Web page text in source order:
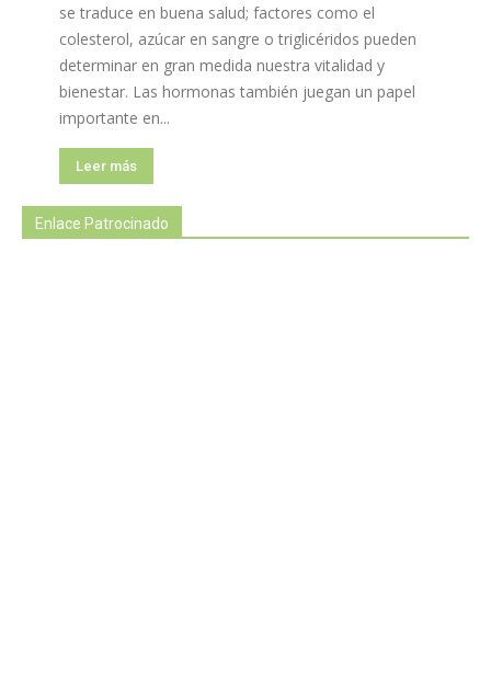
se traduce en buena salud; factores como el
colesterol, azúcar en sangre o triglicéridos pueden
determinar en gran medida nuestra vitalidad y
bienestar. Las hormonas también juegan un papel
importante en...
Leer más
Enlace Patrocinado